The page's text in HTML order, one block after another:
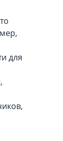
для